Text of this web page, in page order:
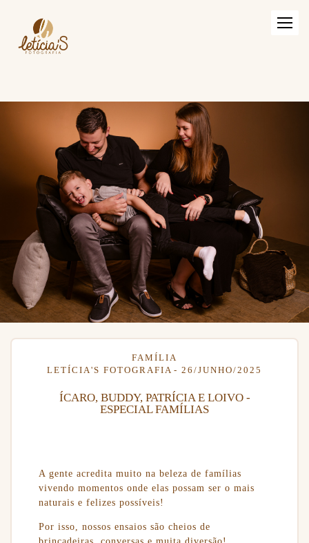
FAMÍLIA
LETÍCIA'S FOTOGRAFIA
26/JUNHO/2025
ÍCARO, BUDDY, PATRÍCIA E LOIVO -
ESPECIAL FAMÍLIAS
A gente acredita muito na beleza de famílias
vivendo momentos onde elas possam ser o mais
naturais e felizes possíveis!
Por isso, nossos ensaios são cheios de